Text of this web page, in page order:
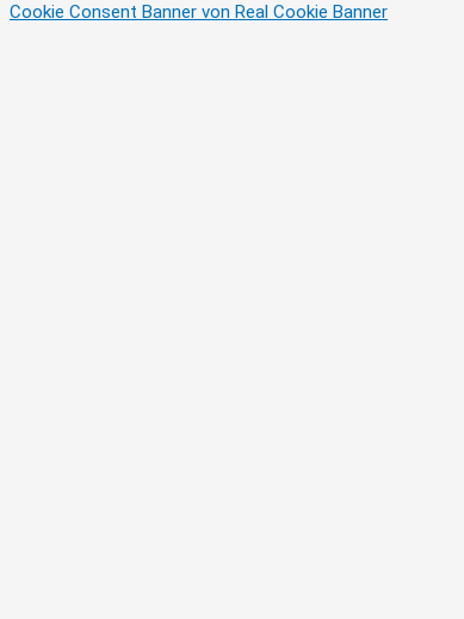
Cookie Consent Banner von Real Cookie Banner